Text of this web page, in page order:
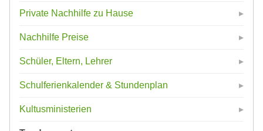
Private Nachhilfe zu Hause
Nachhilfe Preise
Schüler, Eltern, Lehrer
Schulferienkalender & Stundenplan
Kultusministerien